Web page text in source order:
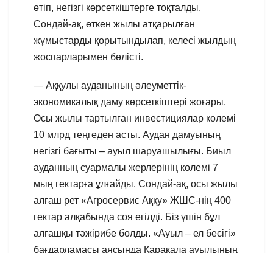
өтіп, негізгі көрсеткіштерге тоқталды.
Сондай-ақ, өткен жылы атқарылған
жұмыстарды қорытындылап, келесі жылдың
жоспарларымен бөлісті.
— Аққулы ауданының әлеуметтік-
экономикалық даму көрсеткіштері жоғары.
Осы жылы тартылған инвестициялар көлемі
10 млрд теңгеден асты. Аудан дамуының
негізгі бағыты – ауыл шаруашылығы. Биыл
ауданның суармалы жерлерінің көлемі 7
мың гектарға ұлғайды. Сондай-ақ, осы жылы
алғаш рет «Агросервис Аққу» ЖШС-нің 400
гектар алқабында соя егілді. Біз үшін бұл
алғашқы тәжірибе болды. «Ауыл – ел бесігі»
бағдарламасы аясында Қарақала ауылының